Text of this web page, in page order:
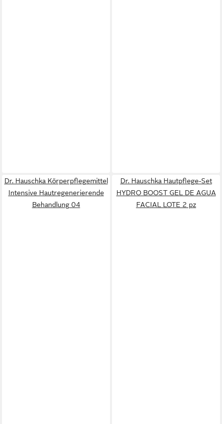
Dr. Hauschka Körperpflegemittel
Intensive Hautregenerierende
Behandlung 04
Dr. Hauschka Hautpflege-Set
HYDRO BOOST GEL DE AGUA
FACIAL LOTE 2 pz